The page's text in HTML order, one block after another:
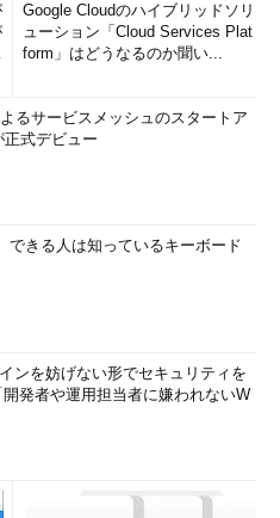
Google Cloudのハイブリッドソリ
ューション「Cloud Services Plat
form」はどうなるのか聞い...
るサービスメッシュのスタートア
正式デビュー
できる人は知っているキーボード
ンを妨げない形でセキュリティを
発者や運用担当者に嫌われないW